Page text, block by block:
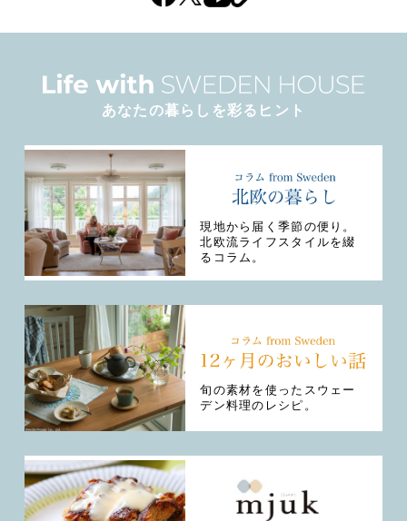
あなたの暮らしを彩るヒント
現地から届く季節の便り。
北欧流ライフスタイルを綴
るコラム。
旬の素材を使ったスウェー
デン料理のレシピ。